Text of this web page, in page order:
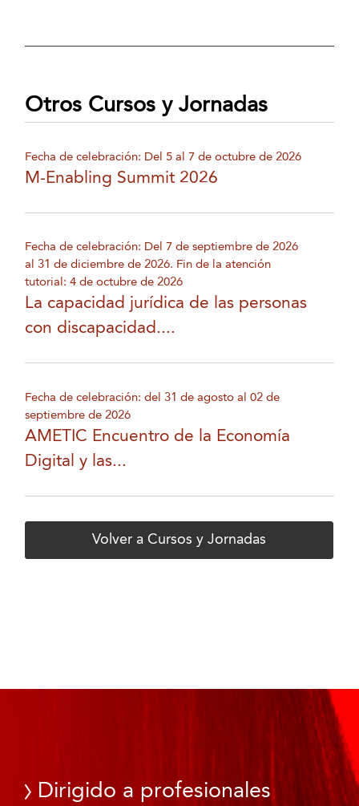
Otros Cursos y Jornadas
Fecha de celebración: Del 5 al 7 de octubre de 2026
M-Enabling Summit 2026
Fecha de celebración: Del 7 de septiembre de 2026
al 31 de diciembre de 2026. Fin de la atención
tutorial: 4 de octubre de 2026
La capacidad jurídica de las personas
con discapacidad....
Fecha de celebración: del 31 de agosto al 02 de
septiembre de 2026
AMETIC Encuentro de la Economía
Digital y las...
Volver a Cursos y Jornadas
Dirigido a profesionales